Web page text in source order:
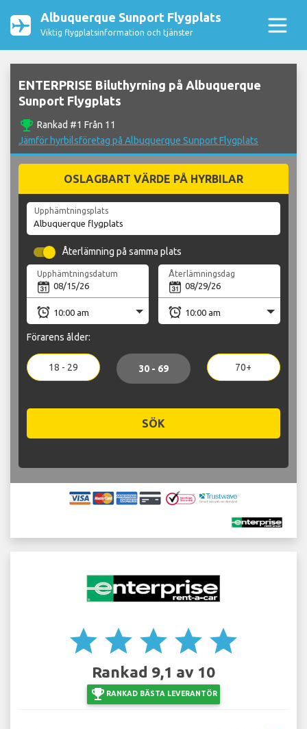
Albuquerque Sunport Flygplats
Viktig flygplatsinformation och tjänster
ENTERPRISE Biluthyrning på Albuquerque
Sunport Flygplats
emoji_events Rankad #1 Från 11
Jämför hyrbilsföretag på Albuquerque Sunport Flygplats
OSLAGBART VÄRDE PÅ HYRBILAR
Upphämtningsplats
Återlämning på samma plats
Upphämtningsdatum Återlämningsdag
Förarens ålder:
18 - 29 30 - 69 70+
SÖK
star star star star star
Rankad 9,1 av 10
emoji_events RANKAD BÄSTA LEVERANTÖR